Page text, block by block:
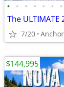
• • • • • • •
7/20
$144,995